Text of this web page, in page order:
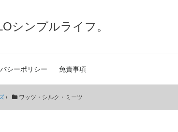
シンプルライフ。
シーポリシー 免責事項
/ ワッツ・シルク・ミーツ